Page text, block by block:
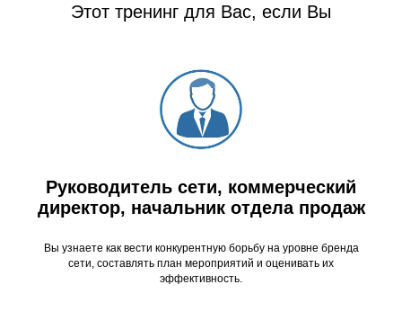
Этот тренинг для Вас, если Вы
Руководитель сети, коммерческий
директор, начальник отдела продаж
Вы узнаете как вести конкурентную борьбу на уровне бренда
сети, составлять план мероприятий и оценивать их
эффективность.